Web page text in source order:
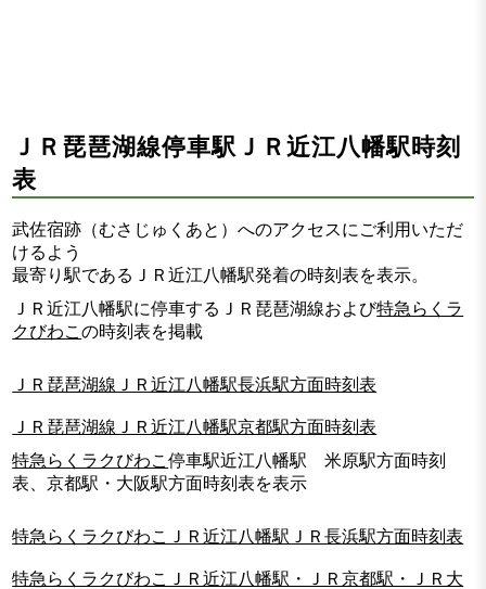
ＪＲ琵琶湖線停車駅ＪＲ近江八幡駅時刻
表
武佐宿跡（むさじゅくあと）へのアクセスにご利用いただ
けるよう
最寄り駅であるＪＲ近江八幡駅発着の時刻表を表示。
ＪＲ近江八幡駅に停車するＪＲ琵琶湖線および特急らくラ
クびわこの時刻表を掲載
ＪＲ琵琶湖線ＪＲ近江八幡駅長浜駅方面時刻表
ＪＲ琵琶湖線ＪＲ近江八幡駅京都駅方面時刻表
特急らくラクびわこ停車駅近江八幡駅 米原駅方面時刻
表、京都駅・大阪駅方面時刻表を表示
特急らくラクびわこＪＲ近江八幡駅ＪＲ長浜駅方面時刻表
特急らくラクびわこＪＲ近江八幡駅・ＪＲ京都駅・ＪＲ大